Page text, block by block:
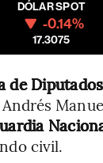
DÓLAR SPOT
-0.14%
17.3075
de Diputados
civil.